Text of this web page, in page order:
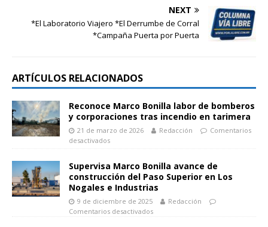
NEXT
*El Laboratorio Viajero *El Derrumbe de Corral
*Campaña Puerta por Puerta
ARTÍCULOS RELACIONADOS
Reconoce Marco Bonilla labor de bomberos
y corporaciones tras incendio en tarimera
21 de marzo de 2026 Redacción
Comentarios
desactivados
Supervisa Marco Bonilla avance de
construcción del Paso Superior en Los
Nogales e Industrias
9 de diciembre de 2025
Redacción
Comentarios desactivados